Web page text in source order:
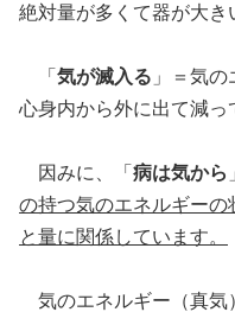
絶対量が多くて器が大き
「 気が滅入る 」＝気
心身内から外に出て減っ
因みに、「 病は気から
の持つ気のエネルギーの
と量に関係しています。
気のエネルギー（真気